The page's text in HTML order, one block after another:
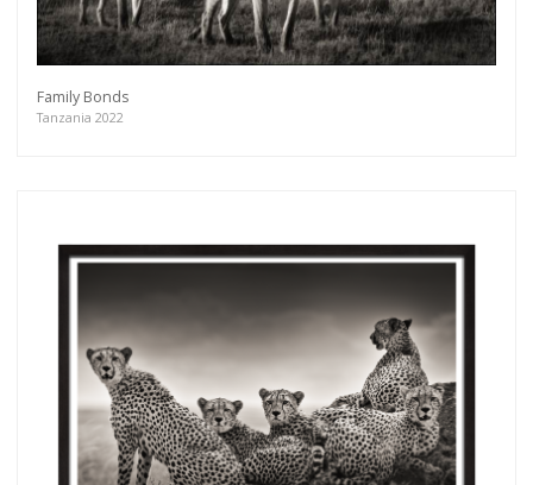
Family Bonds
Tanzania 2022